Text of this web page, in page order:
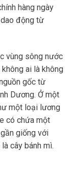
hàng ngày
dao động từ
vùng sông nước
ai là không
gốc từ
Dương. Ở một
một loại lương
có chứa một
giống với
cây bánh mì.